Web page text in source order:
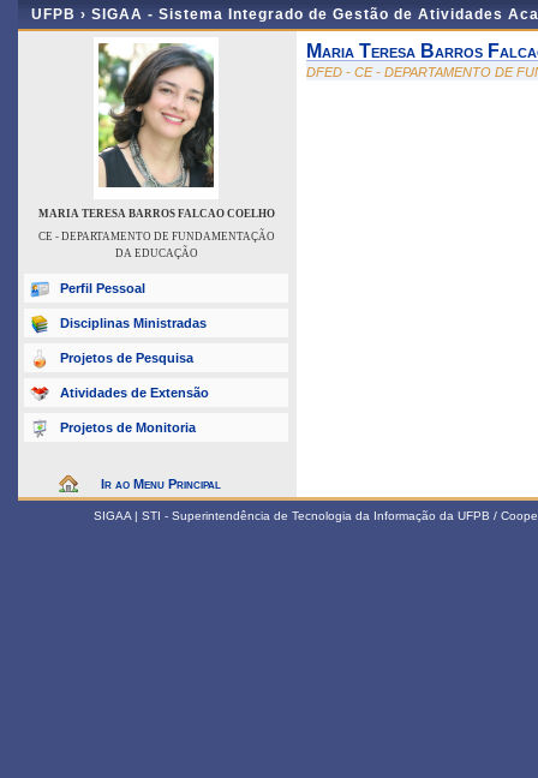
UFPB › SIGAA - Sistema Integrado de Gestão de Atividades
MARIA TERESA BARROS FALCAO COELHO
CE - DEPARTAMENTO DE FUNDAMENTAÇÃO
DA EDUCAÇÃO
Perfil Pessoal
Disciplinas Ministradas
Projetos de Pesquisa
Atividades de Extensão
Projetos de Monitoria
Ir ao Menu Principal
Maria Teresa Barros
DFED - CE - DEPARTAMENTO DE
SIGAA | STI - Superintendência de Tecnologia da Informação da UFPB /